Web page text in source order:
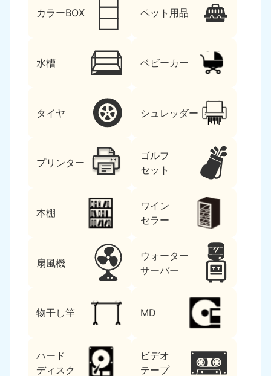
カラーBOX ペット用品
水槽 ベビーカー
タイヤ シュレッダー
プリンター
ゴルフ
セット
本棚
ワイン
セラー
扇風機
ウォーター
サーバー
物干し竿 MD
ハード
ディスク
ビデオ
テープ